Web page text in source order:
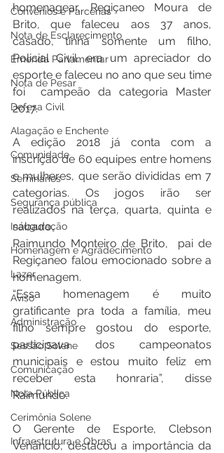
Convênios e Parcerias
Nota de Esclarecimento
Emenda Parlamentar
Nota de Pesar
Defesa Civil
Alagação e Enchente
Comunidade
Seminários
Segurança pública
Inauguração
Homenagem e Agradecimento
Lazer
Aviso
Administração
Sessão Solene
Comunicação
Nota Pública
Cerimônia Solene
Infraestrutura e Obras
homenagear, Regiçaneo Moura de
Brito, que faleceu aos 37 anos,
casado, tinha somente um filho,
Policial Civil, era um apreciador do
esporte e faleceu no ano que seu time
foi  campeão da categoria Master
2017.
A edição 2018 já conta com a
inscrição de 60 equipes entre homens
e mulheres, que serão divididas em 7
categorias. Os jogos irão ser
realizados na terça, quarta, quinta e
sábado.
Raimundo Monteiro de Brito,  pai de
Regiçaneo falou emocionado sobre a
homenagem.
“Essa homenagem é muito
gratificante pra toda a família, meu
filho sempre gostou do esporte,
participava dos campeonatos
municipais e estou muito feliz em
receber esta honraria”, disse
Raimundo.
O Gerente de Esporte, Clebson
Venâncio, destacou a importância da